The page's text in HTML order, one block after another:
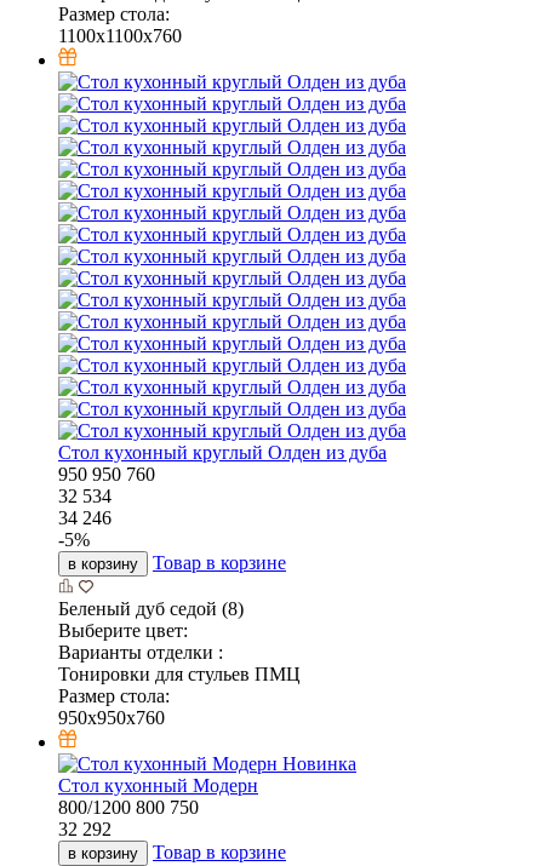
Размер стола:
1100x1100x760
Стол кухонный круглый Олден из дуба
950 950 760
32 534
34 246
-5%
в корзину Товар в корзине
Беленый дуб седой (8)
Выберите цвет:
Варианты отделки :
Тонировки для стульев ПМЦ
Размер стола:
950x950x760
Новинка
Стол кухонный Модерн
800/1200 800 750
32 292
в корзину Товар в корзине